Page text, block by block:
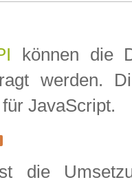
können die
werden.
JavaScript.
die